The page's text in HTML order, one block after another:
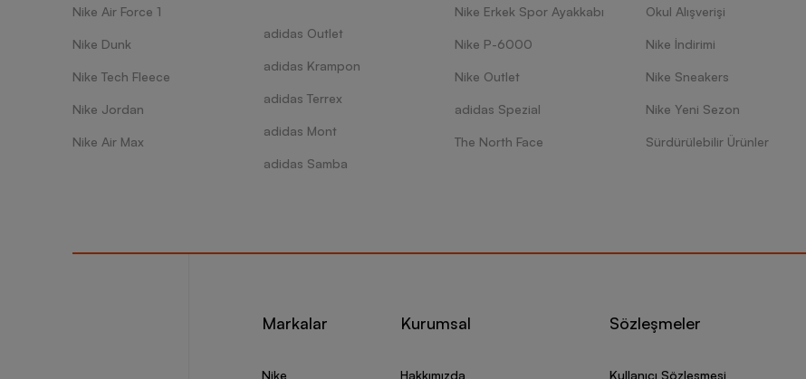
Nike Air Force 1
Nike Dunk
Nike Tech Fleece
Nike Jordan
Nike Air Max
adidas Outlet
adidas Krampon
adidas Terrex
adidas Mont
adidas Samba
Nike Erkek Spor Ayakkabı
Nike P-6000
Nike Outlet
adidas Spezial
The North Face
Okul Alışverişi
Nike İndirimi
Nike Sneakers
Nike Yeni Sezon
Sürdürülebilir Ürünler
Markalar
Nike
Kurumsal
Hakkımızda
Sözleşmeler
Kullanıcı Sözleşmesi